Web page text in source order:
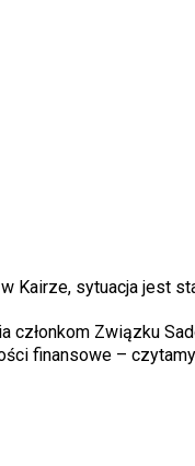
Kairze, sytuacja jest
Związku
finansowe –